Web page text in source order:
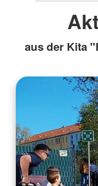
aus der Kita